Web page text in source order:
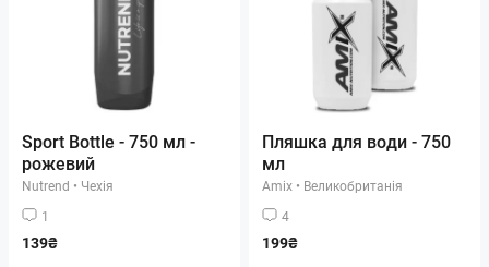
Sport Bottle - 750 мл -
рожевий
Nutrend • Чехія
1
139₴
Пляшка для води - 750
мл
Amix • Великобританія
4
199₴